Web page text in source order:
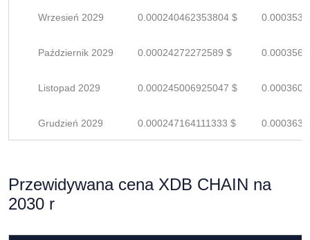
Wrzesień 2029 0.000240462353804 $
Październik 2029 0.00024272272589 $
Listopad 2029 0.000245006925047 $
Grudzień 2029 0.000247164111333 $
Przewidywana cena XDB CHAIN na
2030 r